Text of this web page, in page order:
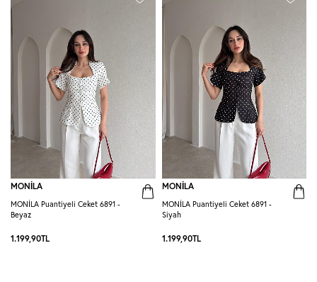
MONİLA
MONİLA Puantiyeli Ceket 6891 -
Beyaz
1.199,90TL
MONİLA
MONİLA Puantiyeli Ceket 6891 -
Siyah
1.199,90TL